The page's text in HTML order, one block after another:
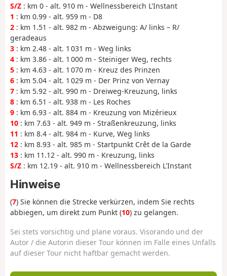
S/Z : km 0 - alt. 910 m - Wellnessbereich L'Instant
1 : km 0.99 - alt. 959 m - D8
2 : km 1.51 - alt. 982 m - Abzweigung: A/ links – R/
geradeaus
3 : km 2.48 - alt. 1 031 m - Weg links
4 : km 3.86 - alt. 1 000 m - Steiniger Weg, rechts
5 : km 4.63 - alt. 1 070 m - Kreuz des Prinzen
6 : km 5.04 - alt. 1 029 m - Der Prinz von Vernay
7 : km 5.92 - alt. 990 m - Dreiweg-Kreuzung, links
8 : km 6.51 - alt. 938 m - Les Roches
9 : km 6.93 - alt. 884 m - Kreuzung von Mizérieux
10 : km 7.63 - alt. 949 m - Straßenkreuzung, links
11 : km 8.4 - alt. 984 m - Kurve, Weg links
12 : km 8.93 - alt. 985 m - Startpunkt Crêt de la Garde
13 : km 11.12 - alt. 990 m - Kreuzung, links
S/Z : km 12.19 - alt. 910 m - Wellnessbereich L'Instant
Hinweise
(7) Sie können die Strecke verkürzen, indem Sie rechts
abbiegen, um direkt zum Punkt (10) zu gelangen.
Sei stets vorsichtig und plane voraus. Visorando und der
Autor / die Autorin dieser Tour können im Falle eines Unfalls
auf dieser Tour nicht haftbar gemacht werden.